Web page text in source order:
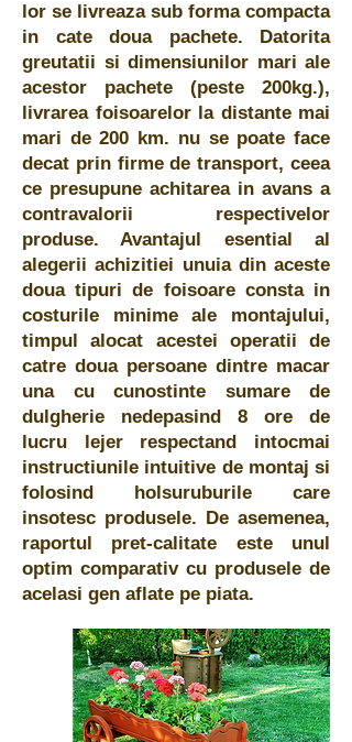
lor se livreaza sub forma compacta
in cate doua pachete. Datorita
greutatii si dimensiunilor mari ale
acestor pachete (peste 200kg.),
livrarea foisoarelor la distante mai
mari de 200 km. nu se poate face
decat prin firme de transport, ceea
ce presupune achitarea in avans a
contravalorii respectivelor
produse. Avantajul esential al
alegerii achizitiei unuia din aceste
doua tipuri de foisoare consta in
costurile minime ale montajului,
timpul alocat acestei operatii de
catre doua persoane dintre macar
una cu cunostinte sumare de
dulgherie nedepasind 8 ore de
lucru lejer respectand intocmai
instructiunile intuitive de montaj si
folosind holsuruburile care
insotesc produsele. De asemenea,
raportul pret-calitate este unul
optim comparativ cu produsele de
acelasi gen aflate pe piata.